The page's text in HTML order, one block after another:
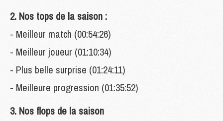
2. Nos tops de la saison :
- Meilleur match (00:54:26)
- Meilleur joueur (01:10:34)
- Plus belle surprise (01:24:11)
- Meilleure progression (01:35:52)
3. Nos flops de la saison